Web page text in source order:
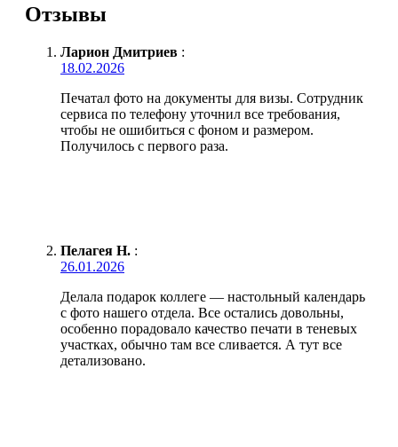
Отзывы
Ларион Дмитриев :
18.02.2026
Печатал фото на документы для визы. Сотрудник
сервиса по телефону уточнил все требования,
чтобы не ошибиться с фоном и размером.
Получилось с первого раза.
Пелагея Н. :
26.01.2026
Делала подарок коллеге — настольный календарь
с фото нашего отдела. Все остались довольны,
особенно порадовало качество печати в теневых
участках, обычно там все сливается. А тут все
детализовано.